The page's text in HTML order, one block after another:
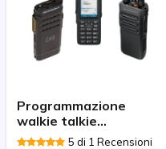
Programmazione
walkie talkie
professionale5 di 1 Recensioni